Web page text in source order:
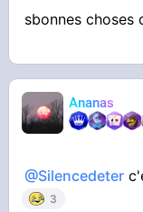
sbonnes choses
Ananas
@Silencedeter
3